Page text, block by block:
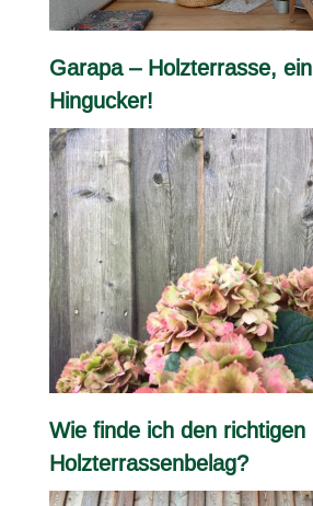
Garapa – Holzterrasse, ein
Hingucker!
Wie finde ich den richtigen
Holzterrassenbelag?